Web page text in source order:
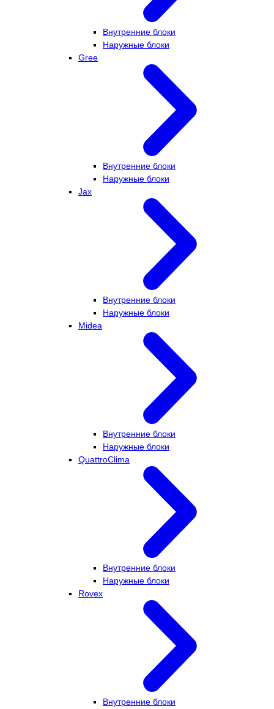
Внутренние блоки
Наружные блоки
Gree
Внутренние блоки
Наружные блоки
Jax
Внутренние блоки
Наружные блоки
Midea
Внутренние блоки
Наружные блоки
QuattroClima
Внутренние блоки
Наружные блоки
Rovex
Внутренние блоки